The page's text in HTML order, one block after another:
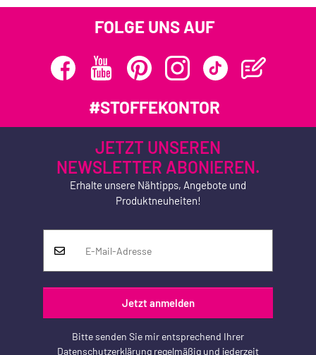
FOLGE UNS AUF
#STOFFEKONTOR
JETZT UNSEREN
NEWSLETTER ABONIEREN.
Erhalte unsere Nähtipps, Angebote und
Produktneuheiten!
Jetzt anmelden
Bitte senden Sie mir entsprechend Ihrer
Datenschutzerklärung regelmäßig und jederzeit